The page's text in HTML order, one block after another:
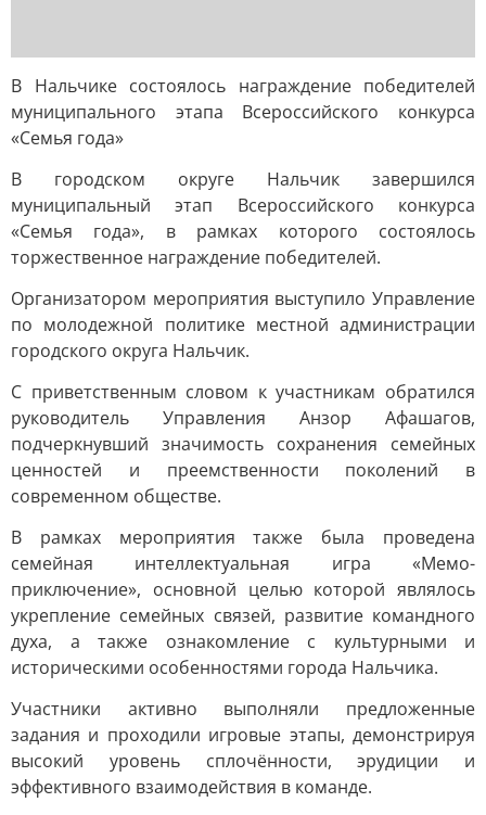
В Нальчике состоялось награждение победителей
муниципального этапа Всероссийского конкурса
«Семья года»
В городском округе Нальчик завершился
муниципальный этап Всероссийского конкурса
«Семья года», в рамках которого состоялось
торжественное награждение победителей.
Организатором мероприятия выступило Управление
по молодежной политике местной администрации
городского округа Нальчик.
С приветственным словом к участникам обратился
руководитель Управления Анзор Афашагов,
подчеркнувший значимость сохранения семейных
ценностей и преемственности поколений в
современном обществе.
В рамках мероприятия также была проведена
семейная интеллектуальная игра «Мемо-
приключение», основной целью которой являлось
укрепление семейных связей, развитие командного
духа, а также ознакомление с культурными и
историческими особенностями города Нальчика.
Участники активно выполняли предложенные
задания и проходили игровые этапы, демонстрируя
высокий уровень сплочённости, эрудиции и
эффективного взаимодействия в команде.